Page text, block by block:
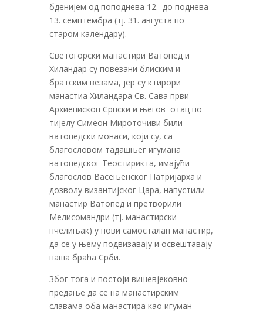
бденијем од поподнева 12. до поднева
13. семптембра (тј. 31. августа по
старом календару).
Светогорски манастири Ватопед и
Хиландар су повезани блиским и
братским везама, јер су ктирори
манастиа Хиландара Св. Сава први
Архиепископ Српски и његов отац по
тијелу Симеон Мироточиви били
ватопедски монаси, који су, са
благословом тадашњег игумана
ватопедског Теостирикта, имајући
благослов Васењенског Патријарха и
дозволу византијског Цара, напустили
манастир Ватопед и претворили
Мелисомандри (тј. манастирски
пчелињак) у нови самосталан манастир,
да се у њему подвизавају и освештавају
наша браћа Срби.
Због тога и постоји вишевјековно
предање да се на манастирским
славама оба манастира као игуман